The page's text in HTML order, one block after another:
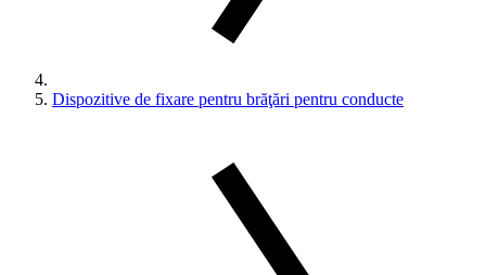
Dispozitive de fixare pentru brăţări pentru conducte